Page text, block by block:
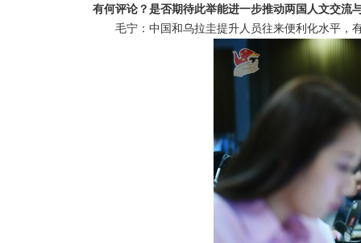
有何评论？是否期待此举能进一步推动两国人文交流
毛宁：中国和乌拉圭提升人员往来便利化水平，